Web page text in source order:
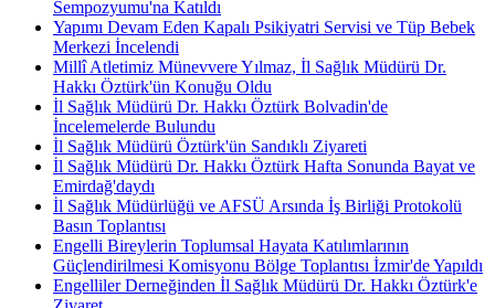
Sempozyumu'na Katıldı
Yapımı Devam Eden Kapalı Psikiyatri Servisi ve Tüp Bebek
Merkezi İncelendi
Millî Atletimiz Münevvere Yılmaz, İl Sağlık Müdürü Dr.
Hakkı Öztürk'ün Konuğu Oldu
İl Sağlık Müdürü Dr. Hakkı Öztürk Bolvadin'de
İncelemelerde Bulundu
İl Sağlık Müdürü Öztürk'ün Sandıklı Ziyareti
İl Sağlık Müdürü Dr. Hakkı Öztürk Hafta Sonunda Bayat ve
Emirdağ'daydı
İl Sağlık Müdürlüğü ve AFSÜ Arsında İş Birliği Protokolü
Basın Toplantısı
Engelli Bireylerin Toplumsal Hayata Katılımlarının
Güçlendirilmesi Komisyonu Bölge Toplantısı İzmir'de Yapıldı
Engelliler Derneğinden İl Sağlık Müdürü Dr. Hakkı Öztürk'e